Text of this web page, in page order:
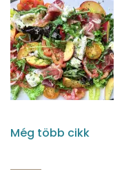
Még több cikk